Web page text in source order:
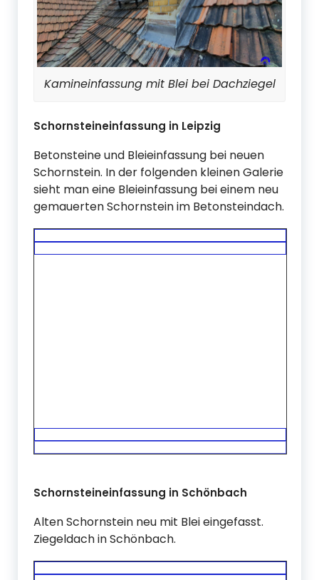
Kamineinfassung mit Blei bei Dachziegel
Schornsteineinfassung in Leipzig
Betonsteine und Bleieinfassung bei neuen
Schornstein. In der folgenden kleinen Galerie
sieht man eine Bleieinfassung bei einem neu
gemauerten Schornstein im Betonsteindach.
Schornsteineinfassung in Schönbach
Alten Schornstein neu mit Blei eingefasst.
Ziegeldach in Schönbach.